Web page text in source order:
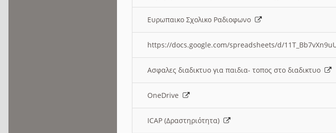
Ευρωπαικο Σχολικο Ραδιοφωνο
https://docs.google.com/spreadsheets/d/
Ασφαλες διαδικτυο για παιδια- τοπος στο διαδικτυο
OneDrive
ICAP (Δραστηριότητα)